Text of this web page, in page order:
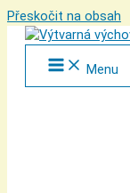
Přeskočit na obsah
Menu